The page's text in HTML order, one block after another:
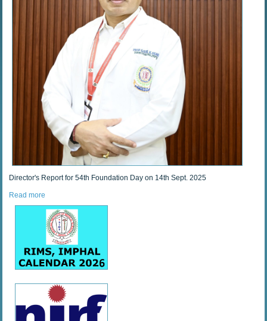
Director's Report for 54th Foundation Day on 14th Sept. 2025
Read more